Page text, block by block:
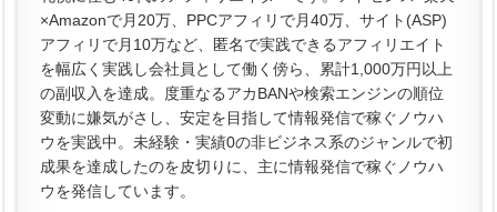
×Amazonで月20万、PPCアフィリで月40万、サイト(ASP)
アフィリで月10万など、匿名で実践できるアフィリエイト
を幅広く実践し会社員として働く傍ら、累計1,000万円以上
の副収入を達成。度重なるアカBANや検索エンジンの順位
変動に嫌気がさし、安定を目指して情報発信で稼ぐノウハ
ウを実践中。未経験・実績0の非ビジネス系のジャンルで初
成果を達成したのを皮切りに、主に情報発信で稼ぐノウハ
ウを発信しています。